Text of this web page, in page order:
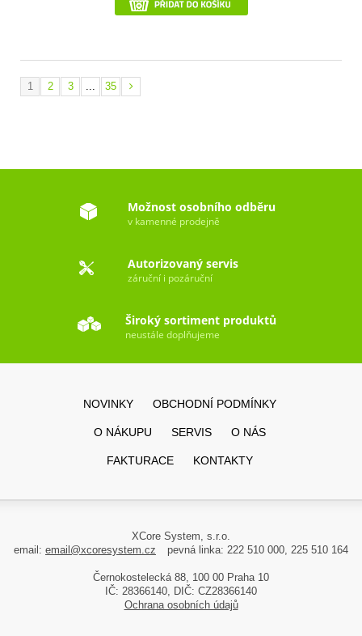
1 2 3 ... 35
Možnost osobního odběru
v kamenné prodejně
Autorizovaný servis
záruční i pozáruční
Široký sortiment produktů
neustále doplňujeme
NOVINKY OBCHODNÍ PODMÍNKY
O NÁKUPU SERVIS O NÁS
FAKTURACE KONTAKTY
XCore System, s.r.o.
email: email@xcoresystem.cz pevná linka: 222 510 000, 225 510 164
Černokostelecká 88, 100 00 Praha 10
IČ: 28366140, DIČ: CZ28366140
Ochrana osobních údajů